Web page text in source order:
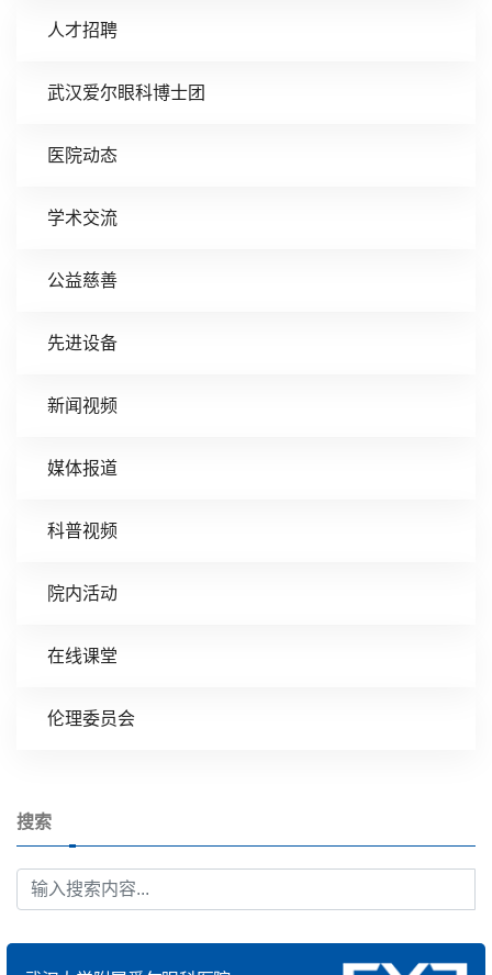
人才招聘
武汉爱尔眼科博士团
医院动态
学术交流
公益慈善
先进设备
新闻视频
媒体报道
科普视频
院内活动
在线课堂
伦理委员会
搜索